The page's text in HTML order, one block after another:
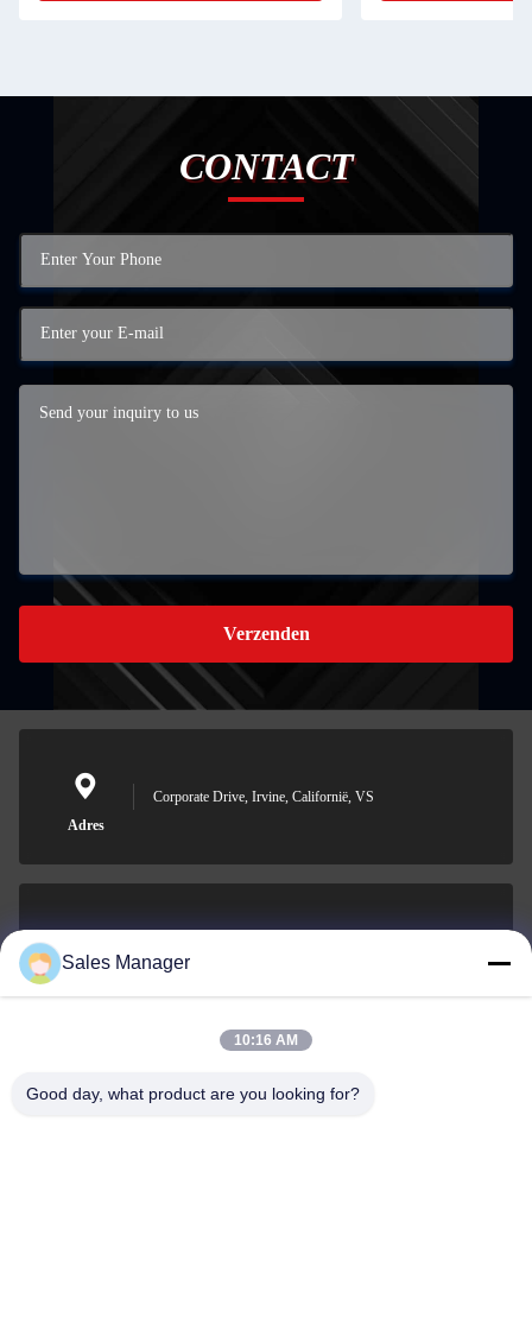
CONTACT
Verzenden
Adres
Corporate Drive, Irvine, Californië, VS
001-512-7443871
Sales Manager
10:16 AM
Good day, what product are you looking for?